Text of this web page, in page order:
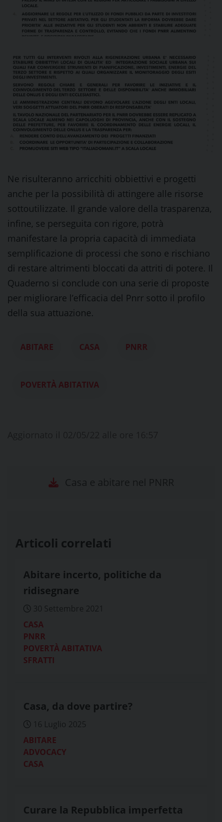
Ne risulteranno arricchiti obbiettivi e progetti
anche per la possibilità di attingere alle risorse
sottoutilizzate. Il grande valore della trasparenza,
infine, se perseguita con rigore, potrà
manifestare la propria capacità di immediata
semplificazione di processi che sono e rischiano
di restare altrimenti bloccati da attriti di potere. Il
Quaderno si conclude con una serie di proposte
per migliorare l’efficacia del Pnrr sotto il profilo
della sua attuazione.
ABITARE CASA PNRR
POVERTÀ ABITATIVA
Casa e abitare nel PNRR
Articoli correlati
Abitare incerto, politiche da
ridisegnare
30 Settembre 2021
CASA
PNRR
POVERTÀ ABITATIVA
SFRATTI
Casa, da dove partire?
16 Luglio 2025
ABITARE
ADVOCACY
CASA
Curare la Repubblica imperfetta